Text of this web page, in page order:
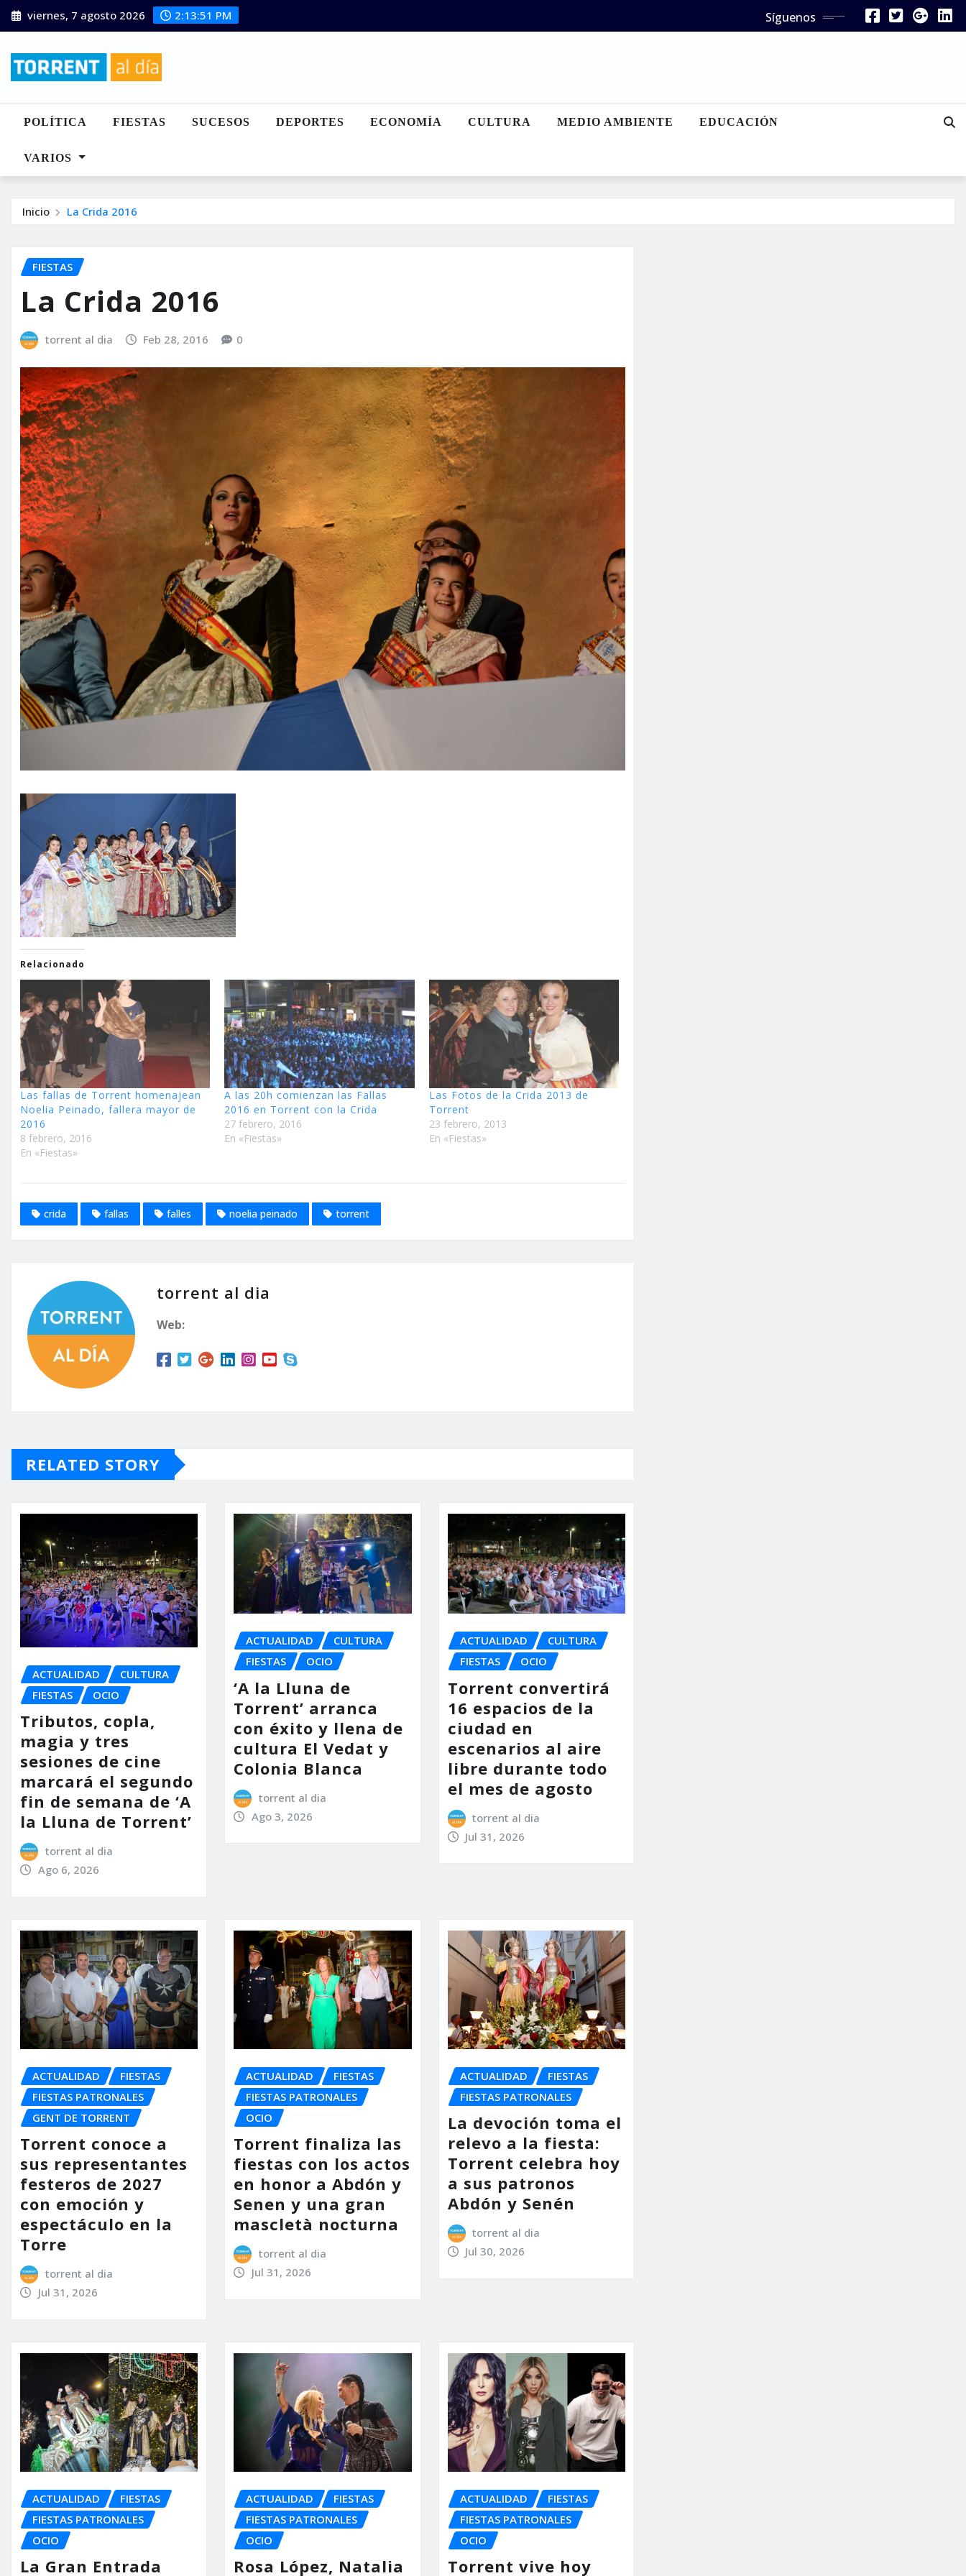
Saltar
al
viernes, 7 agosto 2026 2:13:52 PM Síguenos
POLÍTICA FIESTAS SUCESOS DEPORTES ECONOMÍA CULTURA MEDIO AMBIENTE EDUCACIÓN
VARIOS
Inicio La Crida 2016
FIESTAS
La Crida 2016
torrent al dia Feb 28, 2016 0
Relacionado
Las fallas de Torrent homenajean
Noelia Peinado, fallera mayor de
2016
8 febrero, 2016
En «Fiestas»
A las 20h comienzan las Fallas
2016 en Torrent con la Crida
27 febrero, 2016
En «Fiestas»
Las Fotos de la Crida 2013 de
Torrent
23 febrero, 2013
En «Fiestas»
crida fallas falles noelia peinado torrent
torrent al dia
Web:
RELATED STORY
ACTUALIDAD
CULTURA
FIESTAS
OCIO
Tributos, copla,
magia y tres
sesiones de cine
marcará el segundo
fin de semana de ‘A
la Lluna de Torrent’
torrent al dia
Ago 6, 2026
ACTUALIDAD
CULTURA
FIESTAS
OCIO
‘A la Lluna de
Torrent’ arranca
con éxito y llena de
cultura El Vedat y
Colonia Blanca
torrent al dia
Ago 3, 2026
ACTUALIDAD
CULTURA
FIESTAS
OCIO
Torrent convertirá
16 espacios de la
ciudad en
escenarios al aire
libre durante todo
el mes de agosto
torrent al dia
Jul 31, 2026
ACTUALIDAD
FIESTAS
FIESTAS PATRONALES
GENT DE TORRENT
Torrent conoce a
sus representantes
festeros de 2027
con emoción y
espectáculo en la
Torre
torrent al dia
Jul 31, 2026
ACTUALIDAD
FIESTAS
FIESTAS PATRONALES
OCIO
Torrent finaliza las
fiestas con los actos
en honor a Abdón y
Senen y una gran
mascletà nocturna
torrent al dia
Jul 31, 2026
ACTUALIDAD
FIESTAS
FIESTAS PATRONALES
La devoción toma el
relevo a la fiesta:
Torrent celebra hoy
a sus patronos
Abdón y Senén
torrent al dia
Jul 30, 2026
ACTUALIDAD
FIESTAS
FIESTAS PATRONALES
OCIO
La Gran Entrada
ACTUALIDAD
FIESTAS
FIESTAS PATRONALES
OCIO
Rosa López, Natalia
ACTUALIDAD
FIESTAS
FIESTAS PATRONALES
OCIO
Torrent vive hoy